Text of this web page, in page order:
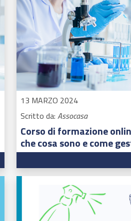
13 MARZO 2024
Scritto da: Assocasa
Corso di formazione
che cosa sono e come